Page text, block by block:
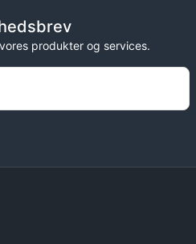
produkter og services.